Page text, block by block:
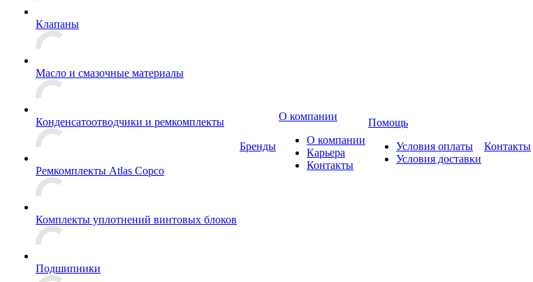
Клапаны
Масло и смазочные материалы
Конденсатоотводчики и ремкомплекты
Ремкомплекты Atlas Copco
Комплекты уплотнений винтовых блоков
Подшипники
Бренды
О компании
О компании
Карьера
Контакты
Помощь
Условия оплаты
Условия доставки
Контакты